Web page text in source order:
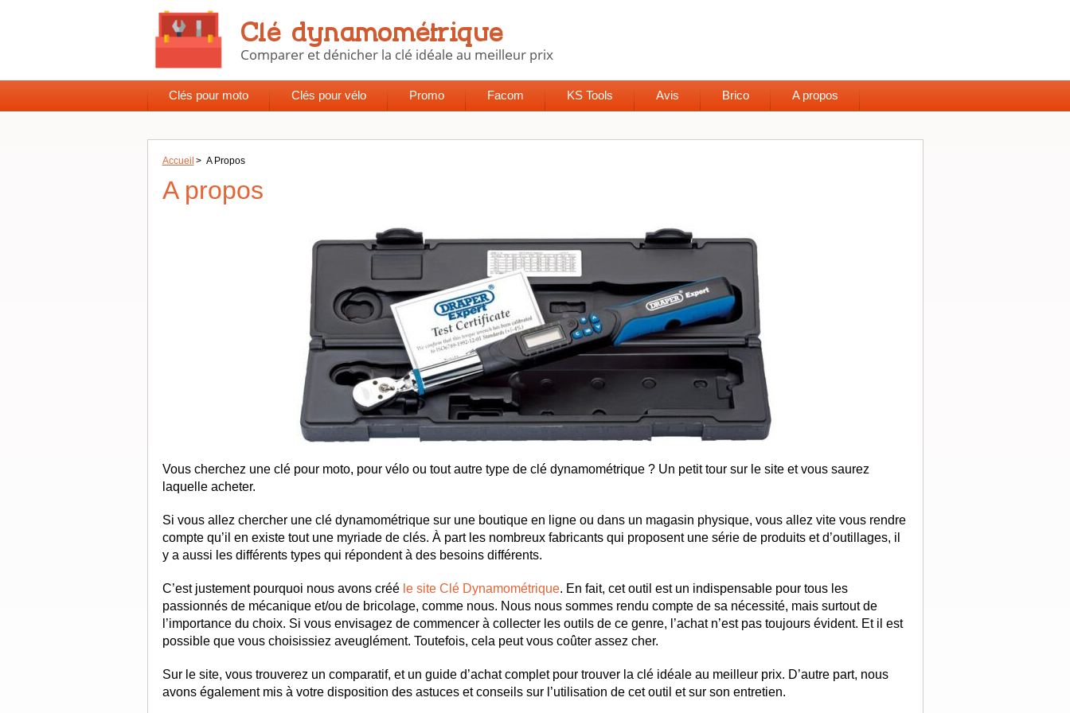
Clés pour moto Clés pour vélo Promo Facom KS Tools Avis Brico A propos
Accueil > A Propos
A propos
Vous cherchez une clé pour moto, pour vélo ou tout autre type de clé dynamométrique ? Un petit tour sur le site et vous saurez
laquelle acheter.
Si vous allez chercher une clé dynamométrique sur une boutique en ligne ou dans un magasin physique, vous allez vite vous rendre
compte qu’il en existe tout une myriade de clés. À part les nombreux fabricants qui proposent une série de produits et d’outillages, il
y a aussi les différents types qui répondent à des besoins différents.
C’est justement pourquoi nous avons créé le site Clé Dynamométrique. En fait, cet outil est un indispensable pour tous les
passionnés de mécanique et/ou de bricolage, comme nous. Nous nous sommes rendu compte de sa nécessité, mais surtout de
l’importance du choix. Si vous envisagez de commencer à collecter les outils de ce genre, l’achat n’est pas toujours évident. Et il est
possible que vous choisissiez aveuglément. Toutefois, cela peut vous coûter assez cher.
Sur le site, vous trouverez un comparatif, et un guide d’achat complet pour trouver la clé idéale au meilleur prix. D’autre part, nous
avons également mis à votre disposition des astuces et conseils sur l’utilisation de cet outil et sur son entretien.